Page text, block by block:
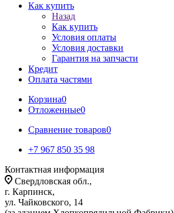
Как купить
Назад
Как купить
Условия оплаты
Условия доставки
Гарантия на запчасти
Кредит
Оплата частями
Корзина0
Отложенные0
Сравнение товаров0
+7 967 850 35 98
Контактная информация
Свердловская обл.,
г. Карпинск,
ул. Чайковского, 14